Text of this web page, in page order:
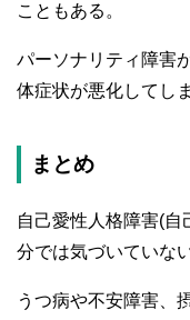
こともある。
パーソナリティ障害
体症状が悪化してし
まとめ
自己愛性人格障害(自
分では気づいていな
うつ病や不安障害、